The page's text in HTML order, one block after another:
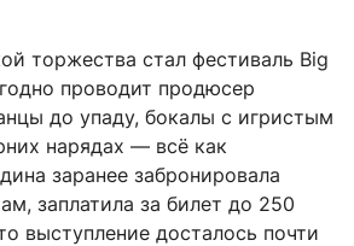
торжества стал фестиваль Big
проводит продюсер
до упаду, бокалы с игристым
нарядах — всё как
заранее забронировала
заплатила за билет до 250
выступление досталось почти